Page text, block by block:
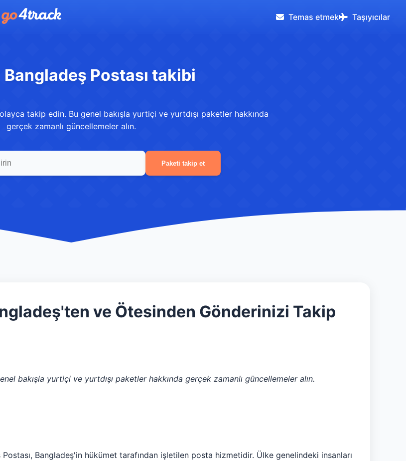
Temas etmek Taşıyıcılar
Bangladeş Postası takibi
takip edin. Bu genel bakışla yurtiçi ve yurtdışı paketler hakkında
gerçek zamanlı güncellemeler alın.
Paketi takip et
ve Ötesinden Gönderinizi Takip
bakışla yurtiçi ve yurtdışı paketler hakkında gerçek zamanlı güncellemeler alın.
Postası, Bangladeş'in hükümet tarafından işletilen posta hizmetidir. Ülke genelindeki insanları